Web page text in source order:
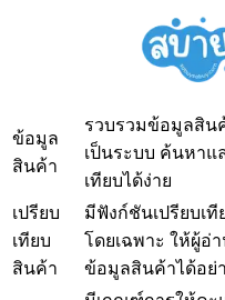
ข้อมูล
สินค้า
รวบรวมข้อมูลสิน
เป็นระบบ ค้นหาแ
เทียบได้ง่าย
เปรียบ
เทียบ
สินค้า
มีฟังก์ชันเปรียบเ
โดยเฉพาะ ให้ผู้อ่า
ข้อมูลสินค้าได้อย่